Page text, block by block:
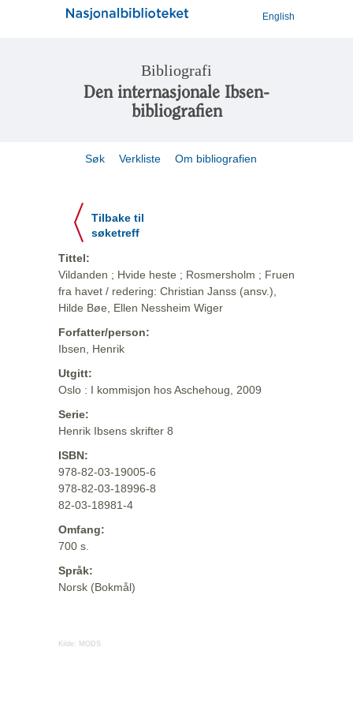
English
Bibliografi
Den internasjonale Ibsen-
bibliografien
Søk Verkliste Om bibliografien
Tilbake til
søketreff
Tittel:
Vildanden ; Hvide heste ; Rosmersholm ; Fruen
fra havet / redering: Christian Janss (ansv.),
Hilde Bøe, Ellen Nessheim Wiger
Forfatter/person:
Ibsen, Henrik
Utgitt:
Oslo : I kommisjon hos Aschehoug, 2009
Serie:
Henrik Ibsens skrifter 8
ISBN:
978-82-03-19005-6
978-82-03-18996-8
82-03-18981-4
Omfang:
700 s.
Språk:
Norsk (Bokmål)
Kilde: MODS